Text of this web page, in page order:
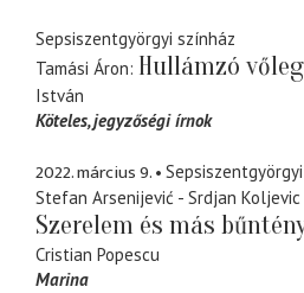
Sepsiszentgyörgyi színház
Tamási Áron Hullámzó
István
Köteles jegyzőségi írnok
2022. március 9.
Stefan Arsenijević - Srdjan
Szerelem és más
Cristian Popescu
Marina